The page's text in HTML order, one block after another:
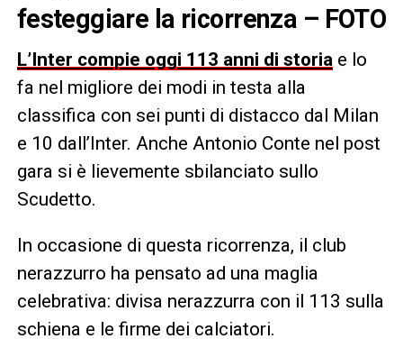
festeggiare la ricorrenza – FOTO
L’Inter compie oggi 113 anni di storiae lo
fa nel migliore dei modi in testa alla
classifica con sei punti di distacco dal Milan
e 10 dall’Inter. Anche Antonio Conte nel post
gara si è lievemente sbilanciato sullo
Scudetto.
In occasione di questa ricorrenza, il club
nerazzurro ha pensato ad una maglia
celebrativa: divisa nerazzurra con il 113 sulla
schiena e le firme dei calciatori.